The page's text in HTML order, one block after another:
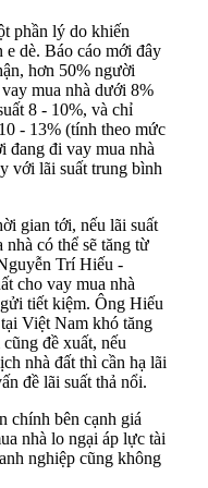
phần lý do khiến
e dè. Báo cáo mới đây
hơn 50% người
mua nhà dưới 8%
8 - 10%, và chỉ
- 13% (tính theo mức
đang đi vay mua nhà
với lãi suất trung bình
gian tới, nếu lãi suất
có thể sẽ tăng từ
Trí Hiếu -
cho vay mua nhà
tiết kiệm. Ông Hiếu
Việt Nam khó tăng
đề xuất, nếu
nhà đất thì cần hạ lãi
đề lãi suất thả nổi.
chính bên cạnh giá
nhà lo ngại áp lực tài
nghiệp cũng không